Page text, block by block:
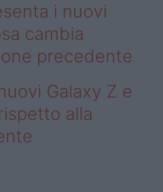
i nuovi
cambia
precedente
Galaxy Z e
alla